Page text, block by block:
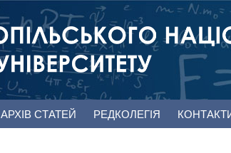
АРХІВ СТАТЕЙ РЕДКОЛЕГІЯ